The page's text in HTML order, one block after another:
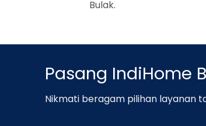
Bulak.
Pasang IndiHome
Nikmati beragam pilihan layanan